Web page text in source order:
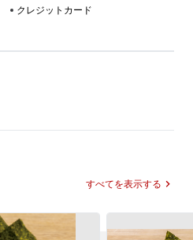
クレジットカード
すべてを表示する